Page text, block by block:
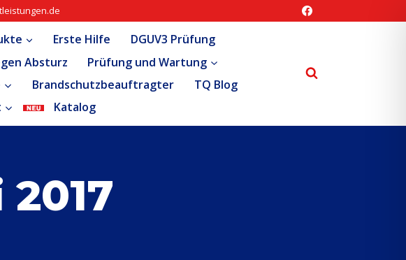
Erste Hilfe
DGUV3 Prüfung
Absturz
Prüfung und Wartung
Brandschutzbeauftragter
TQ Blog
Katalog